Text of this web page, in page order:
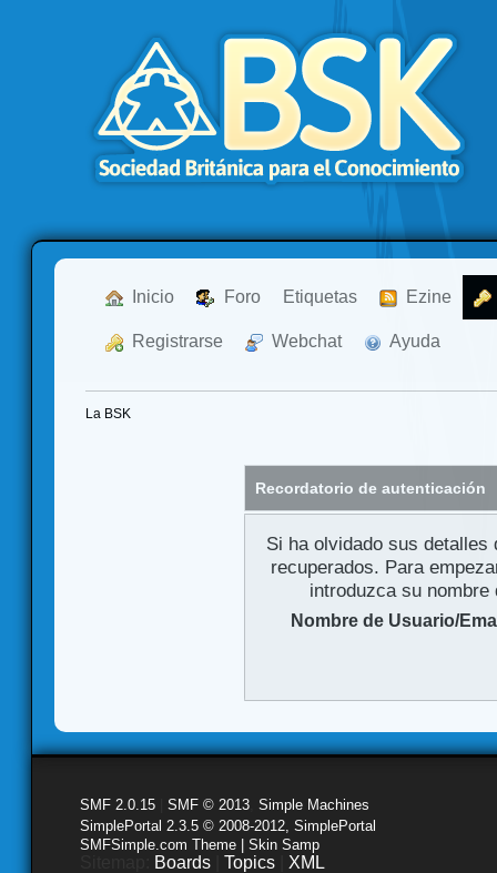
Inicio Foro Etiquetas Ezine
Registrarse Webchat Ayuda
La BSK
Recordatorio de autenticación
Si ha olvidado sus
recuperados. Para
introduzca su
Nombre de Usuario/
SMF 2.0.15 SMF © 2013 Simple Machines
SimplePortal 2.3.5 © 2008-2012, SimplePortal
SMFSimple.com Theme | Skin Samp
Boards Topics XML